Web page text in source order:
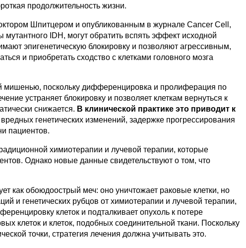
продолжительность жизни.
Шпитцером и опубликованным в журнале Cancer Cell,
IDH, могут обратить вспять эффект исходной
эпигенетическую блокировку и позволяют агрессивным,
и приобретать сходство с клетками головного мозга
мишенью, поскольку дифференцировка и пролиферация по
устраняет блокировку и позволяет клеткам вернуться к
снижается. В клинической практике это приводит к
генетических изменений, задержке прогрессирования
пациентов.
химиотерапии и лучевой терапии, которые
Однако новые данные свидетельствуют о том, что
как обоюдоострый меч: оно уничтожает раковые клетки, но
и генетических рубцов от химиотерапии и лучевой терапии,
клеток и подталкивает опухоль к потере
клеток и клеток, подобных соединительной ткани. Поскольку
точки, стратегия лечения должна учитывать это.